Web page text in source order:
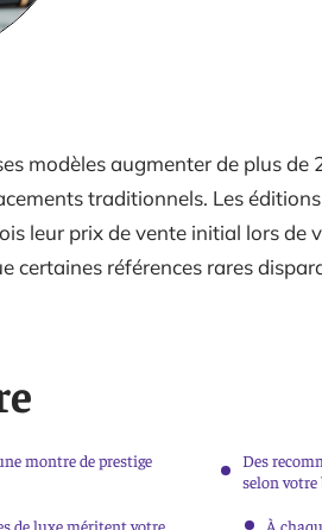
modèles augmenter de plus
traditionnels. Les
leur prix de vente initial lors de
certaines références rares
montre de prestige
de luxe méritent votre
Des
selon votre
À